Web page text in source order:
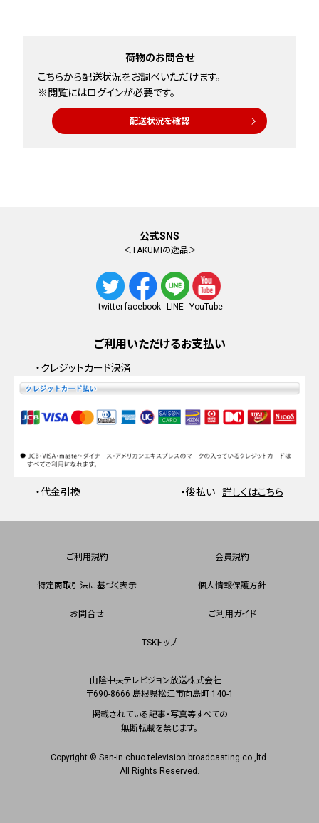
荷物のお問合せ
こちらから配送状況をお調べいただけます。
※閲覧にはログインが必要です。
配送状況を確認
公式SNS
＜TAKUMIの逸品＞
twitterfacebook LINE YouTube
ご利用いただけるお支払い
・クレジットカード決済
・代金引換 ・後払い 詳しくはこちら
ご利用規約 会員規約
特定商取引法に基づく表示 個人情報保護方針
お問合せ ご利用ガイド
TSKトップ
山陰中央テレビジョン放送株式会社
〒690-8666 島根県松江市向島町 140-1
掲載されている記事・写真等すべての
無断転載を禁じます。
Copyright © San-in chuo television broadcasting co.,ltd.
All Rights Reserved.